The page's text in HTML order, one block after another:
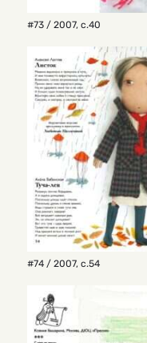
#73 / 2007, с.40
#74 / 2007, с.54